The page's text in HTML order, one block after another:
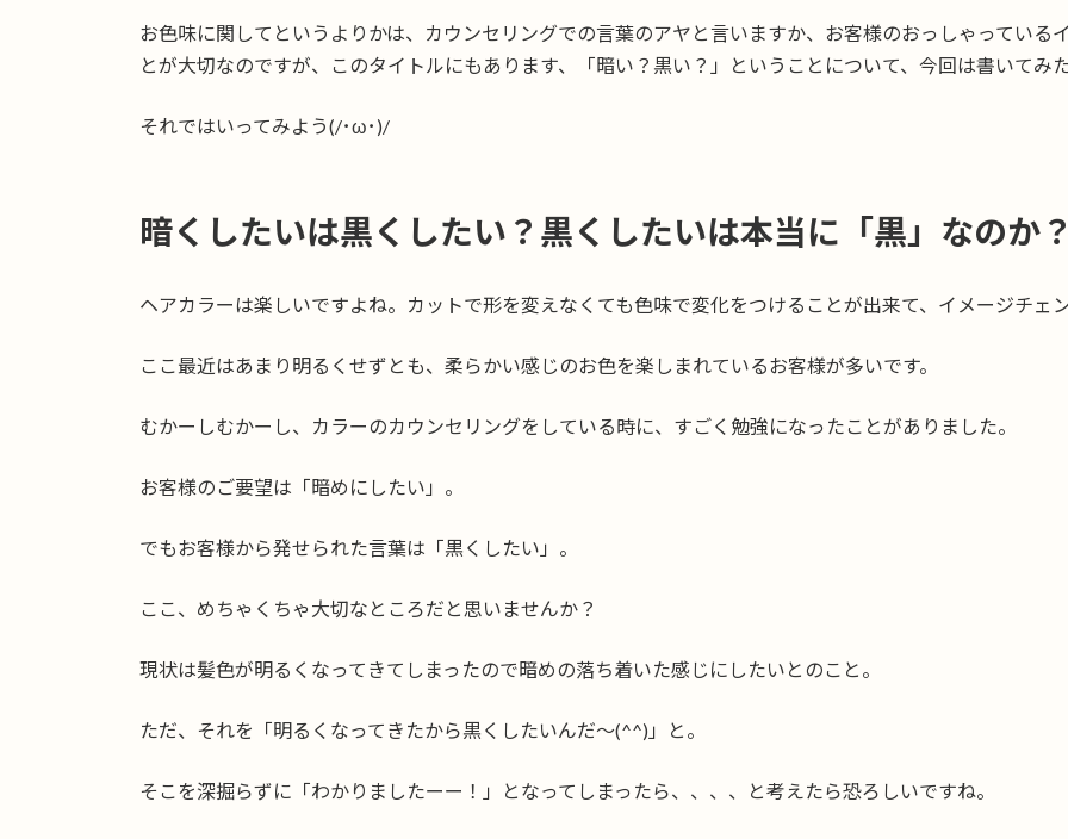
お色味に関してというよりかは、カウンセリングでの言葉のアヤと言いますか、お客様のおっしゃっている
とが大切なのですが、このタイトルにもあります、「暗い？黒い？」ということについて、今回は書いてみた
それではいってみよう(/･ω･)/
暗くしたいは黒くしたい？黒くしたいは本当に「黒」なのか？
ヘアカラーは楽しいですよね。カットで形を変えなくても色味で変化をつけることが出来て、イメージチェン
ここ最近はあまり明るくせずとも、柔らかい感じのお色を楽しまれているお客様が多いです。
むかーしむかーし、カラーのカウンセリングをしている時に、すごく勉強になったことがありました。
お客様のご要望は「暗めにしたい」。
でもお客様から発せられた言葉は「黒くしたい」。
ここ、めちゃくちゃ大切なところだと思いませんか？
現状は髪色が明るくなってきてしまったので暗めの落ち着いた感じにしたいとのこと。
ただ、それを「明るくなってきたから黒くしたいんだ〜(^^)」と。
そこを深掘らずに「わかりましたーー！」となってしまったら、、、、と考えたら恐ろしいですね。